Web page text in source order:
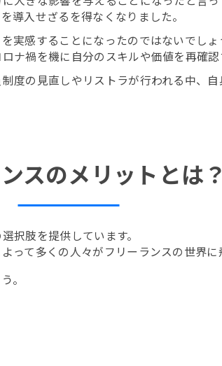
導入せざるを得なくなりました。
実感することになったのではないでしょ
ナ禍を機に自分のスキルや価値を再確認
度の見直しやリストラが行われる中、
スのメリットとは？
択肢を提供しています。
て多くの人々がフリーランスの世界に
。